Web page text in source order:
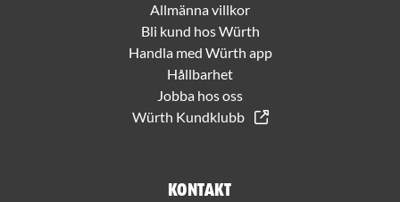
Allmänna villkor
Bli kund hos Würth
Handla med Würth app
Hållbarhet
Jobba hos oss
Würth Kundklubb
Kontakt